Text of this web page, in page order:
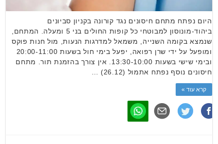
היום נפתח מתחם חיסונים נגד קורונה בקניון סביונים
ביהוד-מונוסון למבוטחי כל קופות החולים בני 5 ומעלה. המתחם,
שנמצא בקומה השנייה, משמאל למדרגות הנעות, מול חנות פוקס
ומופעל על ידי שרן רפואה, יפעל בימי חול בשעות 20:00-11:00
ובימי שישי בשעות 13:30-10:00. אין צורך בהזמנת תור. מתחם
חיסונים נוסף נפתח אתמול (26.12) …
קרא עוד »